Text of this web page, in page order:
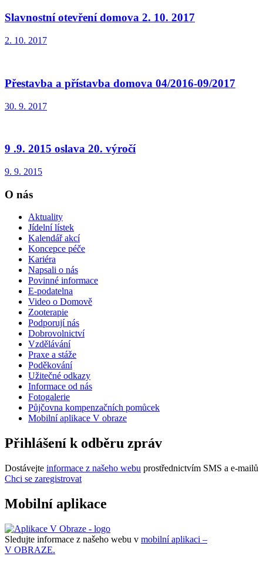
Slavnostní otevření domova 2. 10. 2017
2. 10. 2017
Přestavba a přístavba domova 04/2016-09/2017
30. 9. 2017
9 .9. 2015 oslava 20. výročí
9. 9. 2015
O nás
Aktuality
Jídelní lístek
Kalendář akcí
Koncepce péče
Kariéra
Napsali o nás
Povinné informace
E-podatelna
Video o Domově
Zooterapie
Podporují nás
Dobrovolnictví
Vzdělávání
Praxe a stáže
Poděkování
Užitečné odkazy
Informace od nás
Fotogalerie
Půjčovna kompenzačních pomůcek
Mobilní aplikace V obraze
Přihlášení k odběru zpráv
Dostávejte informace z našeho webu prostřednictvím SMS a e-mailů
Chci se zaregistrovat
Mobilní aplikace
Sledujte informace z našeho webu v mobilní aplikaci –
V OBRAZE.